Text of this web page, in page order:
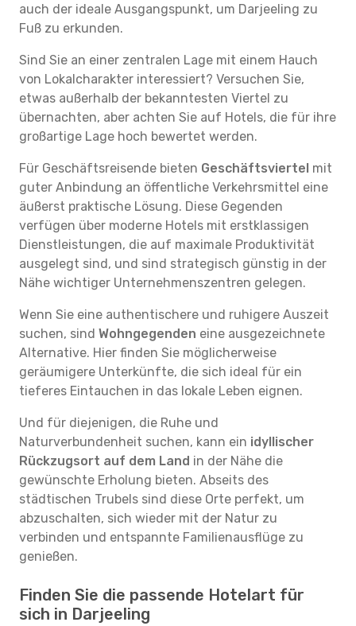
auch der ideale Ausgangspunkt, um Darjeeling zu
Fuß zu erkunden.
Sind Sie an einer zentralen Lage mit einem Hauch
von Lokalcharakter interessiert? Versuchen Sie,
etwas außerhalb der bekanntesten Viertel zu
übernachten, aber achten Sie auf Hotels, die für ihre
großartige Lage hoch bewertet werden.
Für Geschäftsreisende bieten Geschäftsviertel mit
guter Anbindung an öffentliche Verkehrsmittel eine
äußerst praktische Lösung. Diese Gegenden
verfügen über moderne Hotels mit erstklassigen
Dienstleistungen, die auf maximale Produktivität
ausgelegt sind, und sind strategisch günstig in der
Nähe wichtiger Unternehmenszentren gelegen.
Wenn Sie eine authentischere und ruhigere Auszeit
suchen, sind Wohngegenden eine ausgezeichnete
Alternative. Hier finden Sie möglicherweise
geräumigere Unterkünfte, die sich ideal für ein
tieferes Eintauchen in das lokale Leben eignen.
Und für diejenigen, die Ruhe und
Naturverbundenheit suchen, kann ein idyllischer
Rückzugsort auf dem Land in der Nähe die
gewünschte Erholung bieten. Abseits des
städtischen Trubels sind diese Orte perfekt, um
abzuschalten, sich wieder mit der Natur zu
verbinden und entspannte Familienausflüge zu
genießen.
Finden Sie die passende Hotelart für
sich in Darjeeling